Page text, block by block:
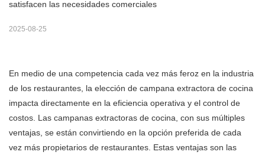
satisfacen las necesidades comerciales
2025-08-25
En medio de una competencia cada vez más feroz en la industria
de los restaurantes, la elección de campana extractora de cocina
impacta directamente en la eficiencia operativa y el control de
costos. Las campanas extractoras de cocina, con sus múltiples
ventajas, se están convirtiendo en la opción preferida de cada
vez más propietarios de restaurantes. Estas ventajas son las